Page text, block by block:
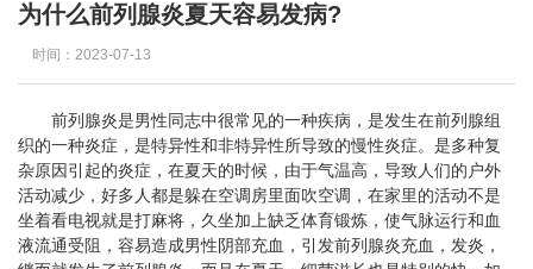
为什么前列腺炎夏天容易发病?
时间：2023-07-13
前列腺炎是男性同志中很常见的一种疾病，是发生在前列腺组
织的一种炎症，是特异性和非特异性所导致的慢性炎症。是多种复
杂原因引起的炎症，在夏天的时候，由于气温高，导致人们的户外
活动减少，好多人都是躲在空调房里面吹空调，在家里的活动不是
坐着看电视就是打麻将，久坐加上缺乏体育锻炼，使气脉运行和血
液流通受阻，容易造成男性阴部充血，引发前列腺炎充血，发炎，